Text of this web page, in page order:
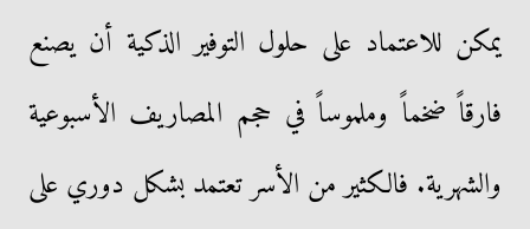
يمكن للاعتماد على حلول التوفير الذكية أن يصنع
فارقاً ضخماً وملموساً في حجم المصاريف الأسبوعية
والشهرية. فالكثير من الأسر تعتمد بشكل دوري على